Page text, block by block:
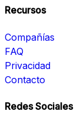
Recursos
Compañías
FAQ
Privacidad
Contacto
Redes Sociales